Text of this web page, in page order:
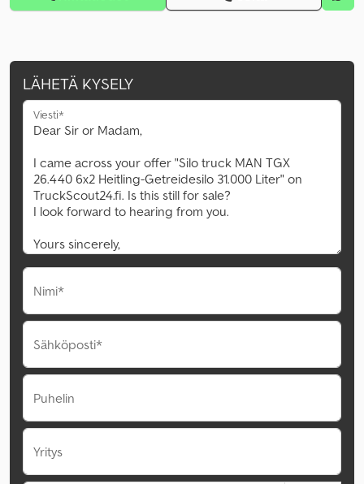
LÄHETÄ KYSELY
Viesti*
Nimi*
Sähköposti*
Puhelin
Yritys